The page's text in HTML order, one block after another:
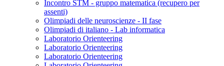
Incontro STM - gruppo matematica (recupero per
assenti)
Olimpiadi delle neuroscienze - II fase
Olimpiadi di italiano - Lab informatica
Laboratorio Orienteering
Laboratorio Orienteering
Laboratorio Orienteering